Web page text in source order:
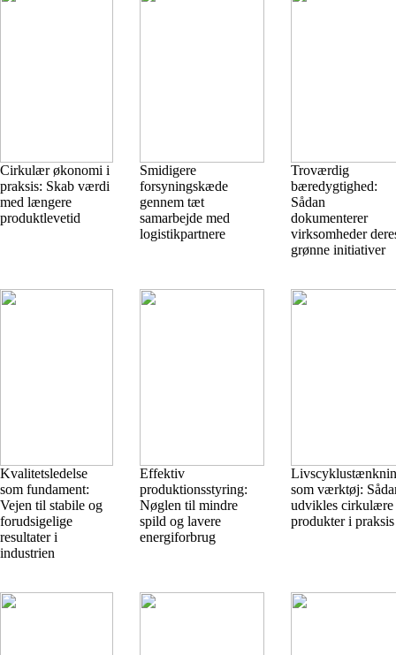
Cirkulær økonomi i
praksis: Skab værdi
med længere
produktlevetid
Smidigere
forsyningskæde
gennem tæt
samarbejde med
logistikpartnere
Troværdig
bæredygtighed:
Sådan
dokumenterer
virksomheder
grønne initiativer
Kvalitetsledelse
som fundament:
Vejen til stabile og
forudsigelige
resultater i
industrien
Effektiv
produktionsstyring:
Nøglen til mindre
spild og lavere
energiforbrug
som værktøj:
udvikles cirkulære
produkter i praksis